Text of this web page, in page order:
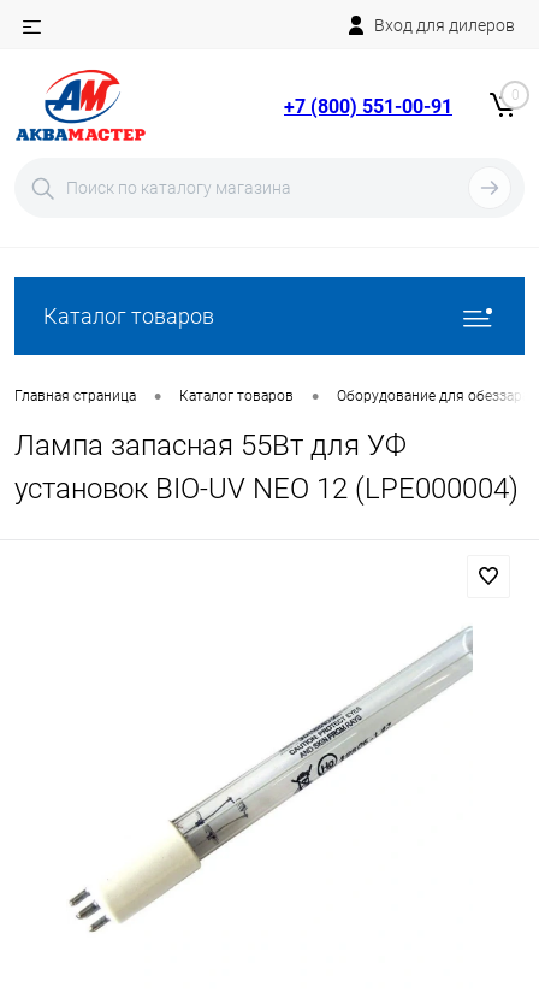
Вход для дилеров
+7 (800) 551-00-91 0
Каталог товаров
Главная страница • Каталог товаров • Оборудование для
Лампа запасная 55Вт для УФ
установок BIO-UV NEO 12 (LPE000004)